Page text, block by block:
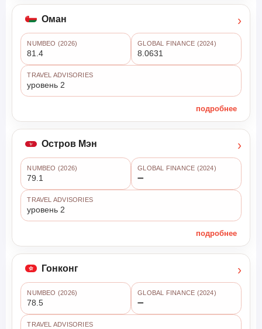
Оман ›
NUMBEO (2026)
81.4
GLOBAL FINANCE (2024)
8.0631
TRAVEL ADVISORIES
уровень 2
подробнее
Остров Мэн ›
NUMBEO (2026)
79.1
GLOBAL FINANCE (2024)
➖
TRAVEL ADVISORIES
уровень 2
подробнее
Гонконг ›
NUMBEO (2026)
78.5
GLOBAL FINANCE (2024)
➖
TRAVEL ADVISORIES